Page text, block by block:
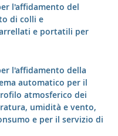
l'affidamento del
di colli e
e portatili per
l'affidamento della
automatico per il
atmosferico dei
umidità e vento,
e per il servizio di